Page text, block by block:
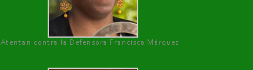
Atentan contra la Defensora Francisca Márquez